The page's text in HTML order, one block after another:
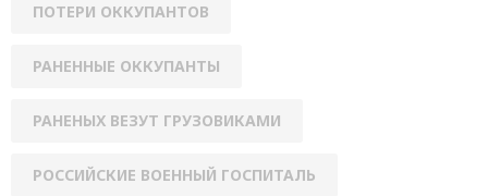
ПОТЕРИ ОККУПАНТОВ
РАНЕННЫЕ ОККУПАНТЫ
РАНЕНЫХ ВЕЗУТ ГРУЗОВИКАМИ
РОССИЙСКИЕ ВОЕННЫЙ ГОСПИТАЛЬ